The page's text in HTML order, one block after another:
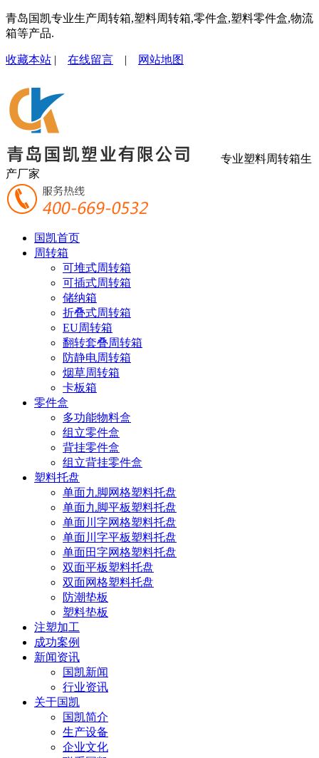
青岛国凯专业生产周转箱,塑料周转箱,零件盒,塑料零件盒,物流
箱等产品.
收藏本站 | 在线留言 | 网站地图
专业塑料周转箱生
产厂家
国凯首页
周转箱
可堆式周转箱
可插式周转箱
储纳箱
折叠式周转箱
EU周转箱
翻转套叠周转箱
防静电周转箱
烟草周转箱
卡板箱
零件盒
多功能物料盒
组立零件盒
背挂零件盒
组立背挂零件盒
塑料托盘
单面九脚网格塑料托盘
单面九脚平板塑料托盘
单面川字网格塑料托盘
单面川字平板塑料托盘
单面田字网格塑料托盘
双面平板塑料托盘
双面网格塑料托盘
防潮垫板
塑料垫板
注塑加工
成功案例
新闻资讯
国凯新闻
行业资讯
关于国凯
国凯简介
生产设备
企业文化